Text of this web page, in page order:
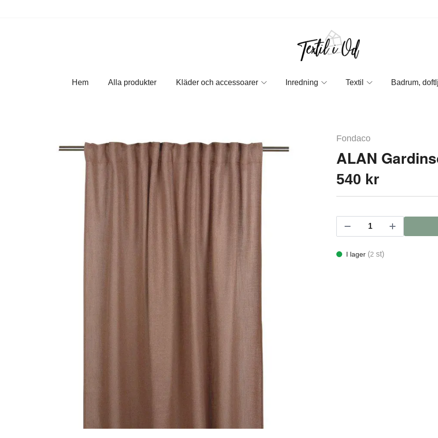
Hem Alla produkter Kläder och accessoarer Inredning Textil Badrum,
Fondaco
ALAN
540 kr
I lager (2 st)